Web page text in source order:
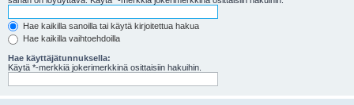
Hae kaikilla sanoilla tai käytä kirjoitettua hakua
Hae kaikilla vaihtoehdoilla
Hae käyttäjätunnuksella:
Käytä *-merkkiä jokerimerkkinä osittaisiin hakuihin.